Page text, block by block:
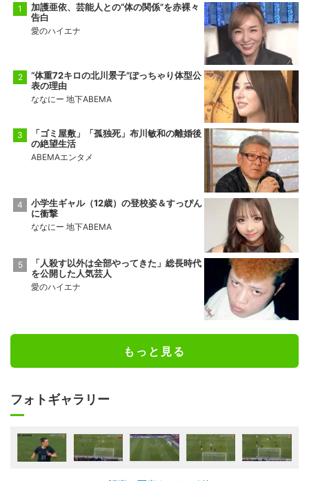
加護亜依、芸能人との“体の関係”を赤裸々
告白
愛のハイエナ
“体重72キロの北川景子”ぽっちゃり体型公
表の理由
ななにー 地下ABEMA
「ゴミ屋敷」「孤独死」布川敏和の離婚後
の絶望生活
ABEMAエンタメ
小学生ギャル（12歳）の登校姿＆すっぴん
に衝撃
ななにー 地下ABEMA
「人殺す以外は全部やってきた」総長時代
を公開した人気芸人
愛のハイエナ
もっと見る
フォトギャラリー